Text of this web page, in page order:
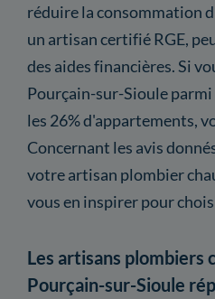
réduire la consommation
un artisan certifié RGE,
des aides financières. Si
Pourçain-sur-Sioule parmi
les 26% d'appartements,
Concernant les avis
votre artisan plombier
vous en inspirer pour
Les artisans plombiers
Pourçain-sur-Sioule